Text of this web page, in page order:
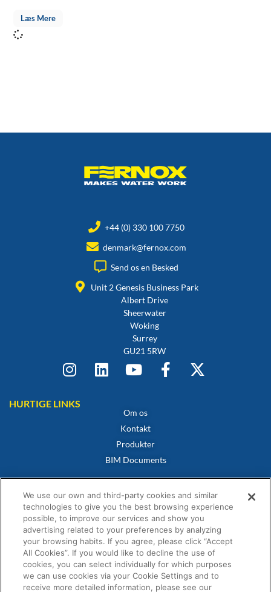
Læs Mere
+44 (0) 330 100 7750
denmark@fernox.com
Send os en Besked
Unit 2 Genesis Business Park
Albert Drive
Sheerwater
Woking
Surrey
GU21 5RW
HURTIGE LINKS
Om os
Kontakt
Produkter
BIM Documents
POLITIKKER
Cookiepolitik
Privatlivspolitik
Privatlivspolitik
Overensstemmelsescertifikat
Vilkår og betingelser for salg
Garantibevis
We use our own and third-party cookies and similar
technologies to give you the best browsing experience
possible, to improve our services and show you
advertising related to your preferences by analyzing
your browsing habits. If you agree, please click “Accept
All Cookies”. If you would like to decline the use of
cookies, you can select individually for which purposes
we can use cookies via your Cookie Settings and to
receive more detailed information, please see our